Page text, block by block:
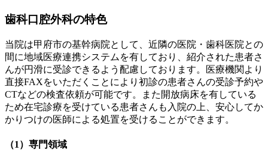
歯科口腔外科の特色
当院は甲府市の基幹病院として、近隣の医院・歯科医院との
間に地域医療連携システムを有しており、紹介された患者さ
んが円滑に受診できるよう配慮しております。医療機関より
直接FAXをいただくことにより初診の患者さんの受診予約や
CTなどの検査依頼が可能です。また開放病床を有している
ため在宅診療を受けている患者さんも入院の上、安心してか
かりつけの医師による処置を受けることができます。
（1）専門領域